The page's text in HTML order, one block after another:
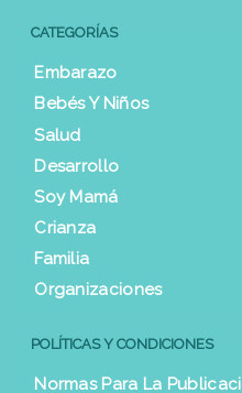
CATEGORÍAS
Embarazo
Bebés Y Niños
Salud
Desarrollo
Soy Mamá
Crianza
Familia
Organizaciones
POLÍTICAS Y CONDICIONES
Normas Para La